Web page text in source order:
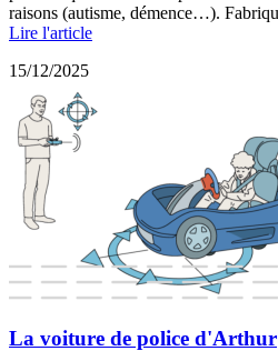
raisons (autisme, démence…).
Lire l'article
15/12/2025
La voiture de police d'Arthur